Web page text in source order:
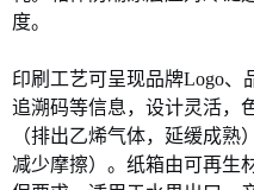
度。
印刷工艺可呈现品牌Logo、
追溯码等信息，设计灵活，
（排出乙烯气体，延缓成
减少摩擦）。纸箱由可再生